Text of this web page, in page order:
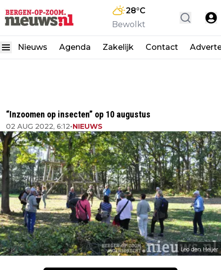
28°C
Bewolkt
Nieuws Agenda Zakelijk Contact
“Inzoomen op insecten” op 10 augustus
02 AUG 2022, 6:12•NIEUWS
Leo den Heijer